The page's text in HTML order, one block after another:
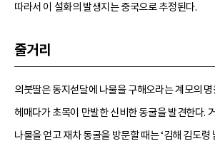
따라서 이 설화의 발생지는 중국으로 추정된다.
줄거리
의붓딸은 동지섣달에 나물을 구해오라는 계모의
헤매다가 초목이 만발한 신비한 동굴을 발견한다.
나물을 얻고 재차 동굴을 방문할 때는 ‘김해 김도령